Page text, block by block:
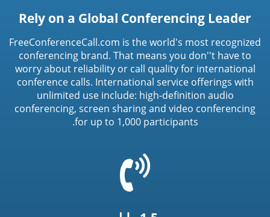
Rely on a Global Conferencing Leader
FreeConferenceCall.com is the world's most recognized
conferencing brand. That means you don''t have to
worry about reliability or call quality for international
conference calls. International service offerings with
unlimited use include: high-definition audio
conferencing, screen sharing and video conferencing
for up to 1,000 participants.